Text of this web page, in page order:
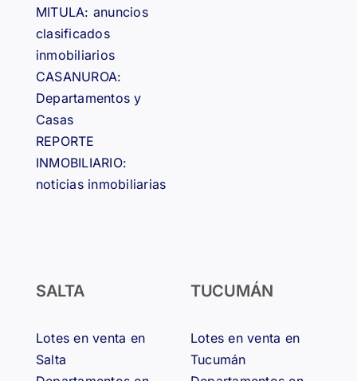
MITULA: anuncios
clasificados
inmobiliarios
CASANUROA:
Departamentos y
Casas
REPORTE
INMOBILIARIO:
noticias inmobiliarias
SALTA
Lotes en venta en
Salta
TUCUMÁN
Lotes en venta en
Tucumán